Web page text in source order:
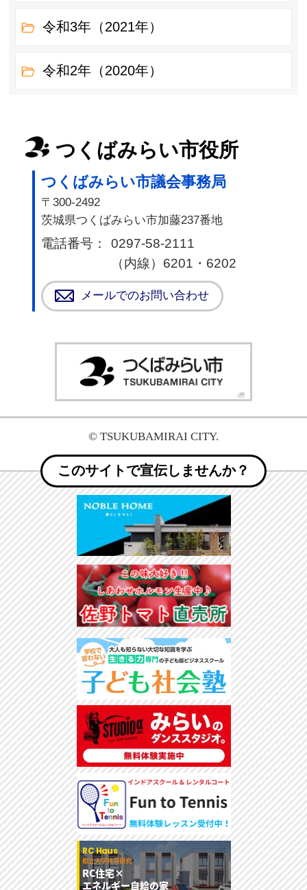
令和3年（2021年）
令和2年（2020年）
つくばみらい市役所
つくばみらい市議会事務局
〒300-2492
茨城県つくばみらい市加藤237番地
電話番号：
0297-58-2111
（内線）6201・6202
メールでのお問い合わせ
© TSUKUBAMIRAI CITY.
このサイトで宣伝しませんか？